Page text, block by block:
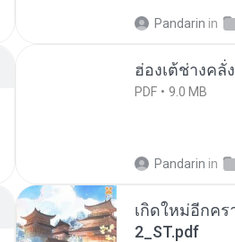
Pandarin in
ฮ่องเต้ช่างคลั่
PDF 9.0 MB
Pandarin in
เกิดใหม่อีกคร
2_ST.pdf